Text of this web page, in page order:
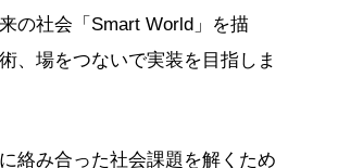
の社会「Smart World」を描
、場をつないで実装を目指しま
絡み合った社会課題を解くため